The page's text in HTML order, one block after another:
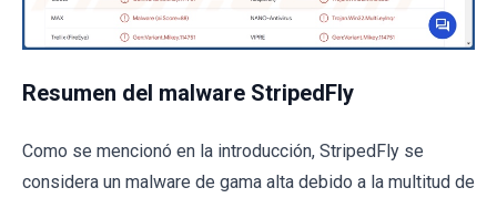
Resumen del malware StripedFly
Como se mencionó en la introducción, StripedFly se
considera un malware de gama alta debido a la multitud de